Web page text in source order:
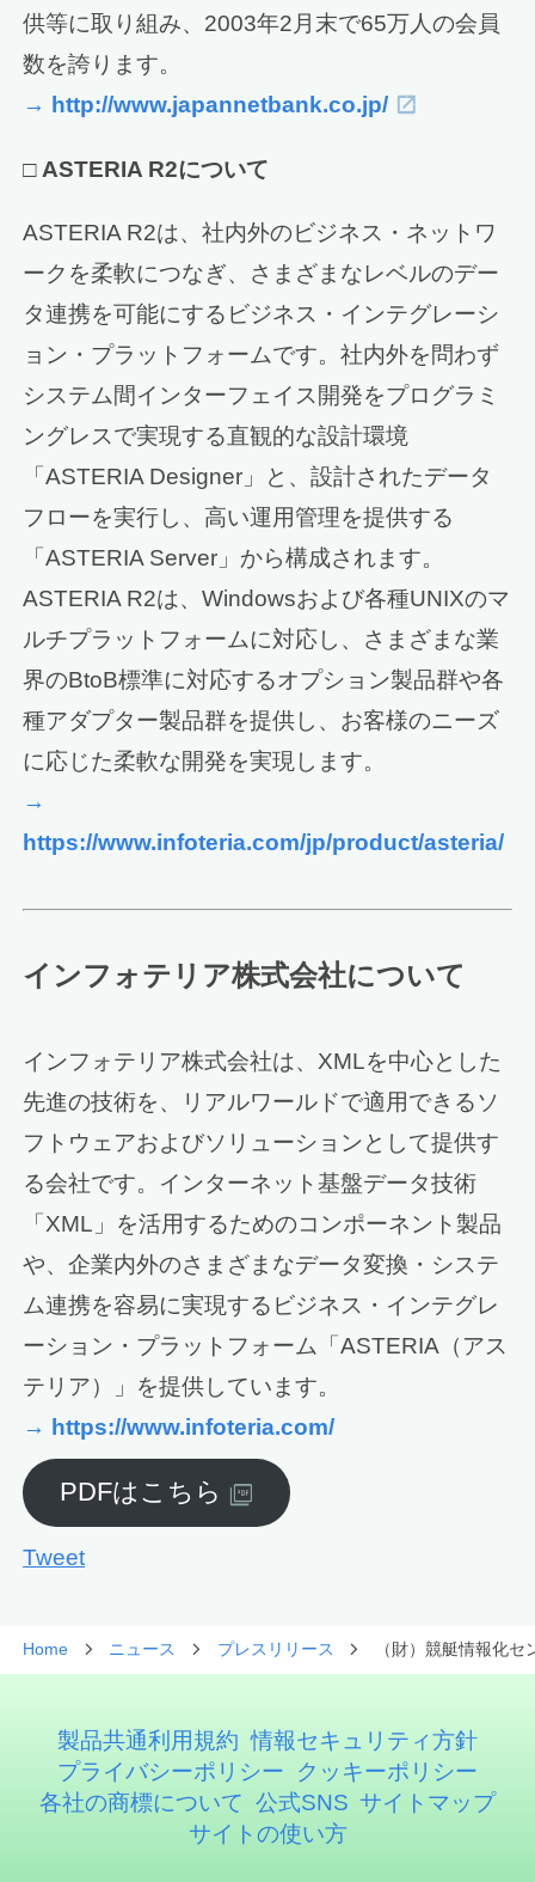
供等に取り組み、2003年2月末で65万人の会員
数を誇ります。
→ http://www.japannetbank.co.jp/
□ ASTERIA R2について
ASTERIA R2は、社内外のビジネス・ネットワ
ークを柔軟につなぎ、さまざまなレベルのデー
タ連携を可能にするビジネス・インテグレーシ
ョン・プラットフォームです。社内外を問わず
システム間インターフェイス開発をプログラミ
ングレスで実現する直観的な設計環境
「ASTERIA Designer」と、設計されたデータ
フローを実行し、高い運用管理を提供する
「ASTERIA Server」から構成されます。
ASTERIA R2は、Windowsおよび各種UNIXのマ
ルチプラットフォームに対応し、さまざまな業
界のBtoB標準に対応するオプション製品群や各
種アダプター製品群を提供し、お客様のニーズ
に応じた柔軟な開発を実現します。
→
https://www.infoteria.com/jp/product/asteria/
インフォテリア株式会社について
インフォテリア株式会社は、XMLを中心とした
先進の技術を、リアルワールドで適用できるソ
フトウェアおよびソリューションとして提供す
る会社です。インターネット基盤データ技術
「XML」を活用するためのコンポーネント製品
や、企業内外のさまざまなデータ変換・システ
ム連携を容易に実現するビジネス・インテグレ
ーション・プラットフォーム「ASTERIA（アス
テリア）」を提供しています。
→ https://www.infoteria.com/
PDFはこちら
Tweet
Home ニュース プレスリリース （財）競艇情報化
製品共通利用規約 情報セキュリティ方針
プライバシーポリシー
クッキーポリシー
各社の商標について 公式SNS サイトマップ
サイトの使い方